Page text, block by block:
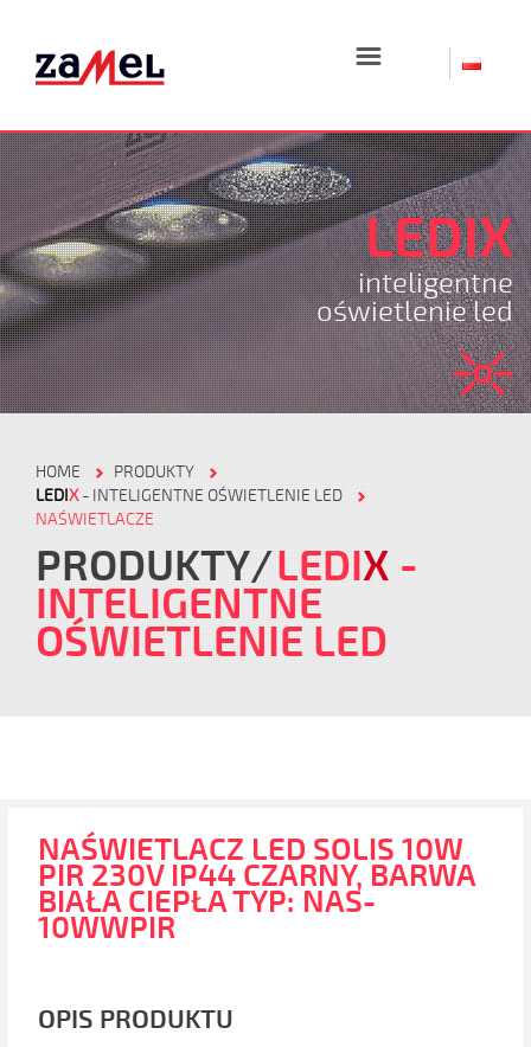
☰
LEDIX
inteligentne
oświetlenie led
HOME
PRODUKTY
LEDIX- INTELIGENTNE OŚWIETLENIE LED
NAŚWIETLACZE
PRODUKTY LEDIX -
INTELIGENTNE
OŚWIETLENIE LED
NAŚWIETLACZ LED SOLIS 10W
PIR 230V IP44 CZARNY, BARWA
BIAŁA CIEPŁA TYP: NAS-
10WWPIR
OPIS PRODUKTU